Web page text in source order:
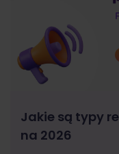
Jakie są typy
na 2026